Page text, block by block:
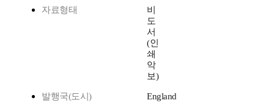
자료형태
비
도
서
(인
쇄
악
보)
발행국(도시) England